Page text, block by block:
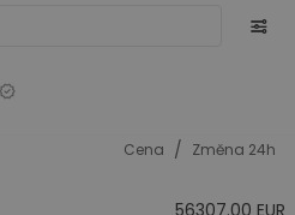
Cena / Změna 24h
56307.00 EUR